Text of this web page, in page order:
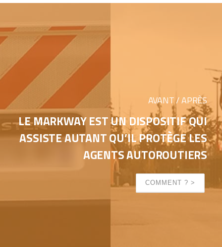
AVANT / APRÈS
LE MARKWAY EST UN DISPOSITIF QUI
ASSISTE AUTANT QU’IL PROTÈGE LES
AGENTS AUTOROUTIERS
COMMENT ? >